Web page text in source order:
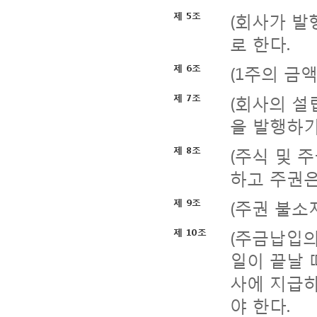
제 5조
(회사가 발
로 한다.
제 6조 (1주의 금
제 7조
(회사의 설
을 발행하
제 8조
(주식 및
하고 주권
제 9조 (주권 불소
제 10조
(주금납입
일이 끝날
사에 지급
야 한다.